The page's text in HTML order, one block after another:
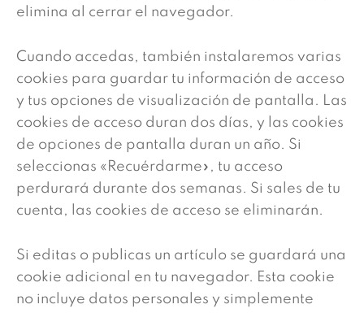
elimina al cerrar el navegador.
Cuando accedas, también instalaremos varias
cookies para guardar tu información de acceso
y tus opciones de visualización de pantalla. Las
cookies de acceso duran dos días, y las cookies
de opciones de pantalla duran un año. Si
seleccionas «Recuérdarme», tu acceso
perdurará durante dos semanas. Si sales de tu
cuenta, las cookies de acceso se eliminarán.
Si editas o publicas un artículo se guardará una
cookie adicional en tu navegador. Esta cookie
no incluye datos personales y simplemente